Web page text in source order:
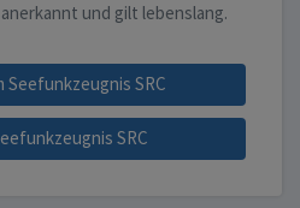
und gilt lebenslang.
Seefunkzeugnis SRC
SRC